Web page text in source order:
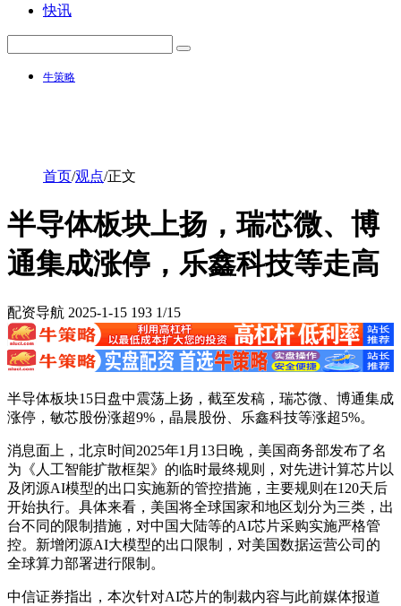
快讯
牛策略
首页/观点/正文
半导体板块上扬，瑞芯微、博
通集成涨停，乐鑫科技等走高
配资导航 2025-1-15 193 1/15
半导体板块15日盘中震荡上扬，截至发稿，瑞芯微、博通集成
涨停，敏芯股份涨超9%，晶晨股份、乐鑫科技等涨超5%。
消息面上，北京时间2025年1月13日晚，美国商务部发布了名
为《人工智能扩散框架》的临时最终规则，对先进计算芯片以
及闭源AI模型的出口实施新的管控措施，主要规则在120天后
开始执行。具体来看，美国将全球国家和地区划分为三类，出
台不同的限制措施，对中国大陆等的AI芯片采购实施严格管
控。新增闭源AI大模型的出口限制，对美国数据运营公司的
全球算力部署进行限制。
中信证券指出，本次针对AI芯片的制裁内容与此前媒体报道